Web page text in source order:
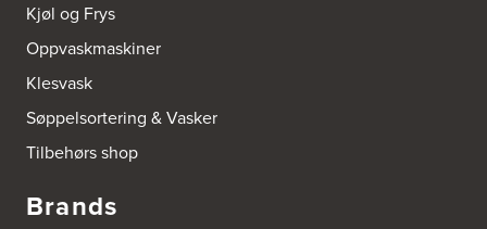
Kjøl og Frys
Oppvaskmaskiner
Klesvask
Søppelsortering & Vasker
Tilbehørs shop
Brands